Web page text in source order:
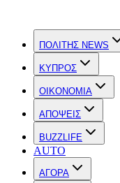
ΠΟΛΙΤΗΣ NEWS
ΚΥΠΡΟΣ
OIKONOMIA
ΑΠΟΨΕΙΣ
BUZZLIFE
AUTO
ΑΓΟΡΑ